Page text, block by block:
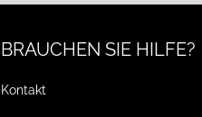
BRAUCHEN SIE HILFE?
Kontakt